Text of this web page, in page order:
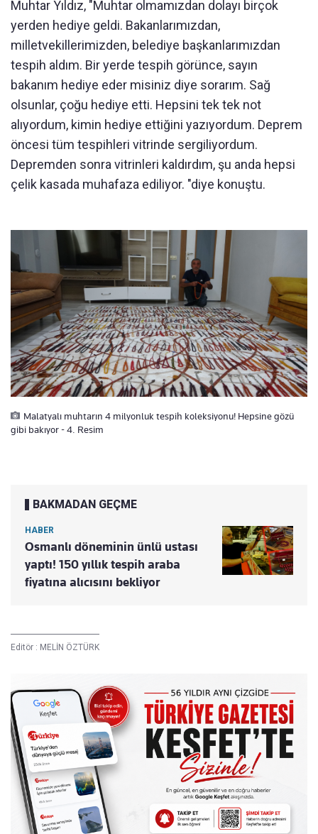
Muhtar Yıldız, "Muhtar olmamızdan dolayı birçok
yerden hediye geldi. Bakanlarımızdan,
milletvekillerimizden, belediye başkanlarımızdan
tespih aldım. Bir yerde tespih görünce, sayın
bakanım hediye eder misiniz diye sorarım. Sağ
olsunlar, çoğu hediye etti. Hepsini tek tek not
alıyordum, kimin hediye ettiğini yazıyordum. Deprem
öncesi tüm tespihleri vitrinde sergiliyordum.
Depremden sonra vitrinleri kaldırdım, şu anda hepsi
çelik kasada muhafaza ediliyor. "diye konuştu.
Malatyalı muhtarın 4 milyonluk tespih koleksiyonu! Hepsine gözü
gibi bakıyor - 4. Resim
BAKMADAN GEÇME
HABER
Osmanlı döneminin ünlü ustası
yaptı! 150 yıllık tespih araba
fiyatına alıcısını bekliyor
Editör : MELİN ÖZTÜRK